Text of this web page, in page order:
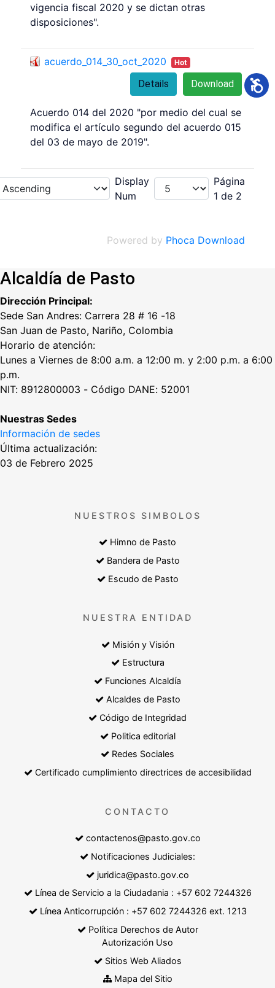
vigencia fiscal 2020 y se dictan otras
disposiciones".
acuerdo_014_30_oct_2020 Hot
Download
Details
Acuerdo 014 del 2020 "por medio del cual se
modifica el artículo segundo del acuerdo 015
del 03 de mayo de 2019".
Display
Num
Página
1 de 2
Powered by Phoca Download
Alcaldía de Pasto
Dirección Principal:
Sede San Andres: Carrera 28 # 16 -18
San Juan de Pasto, Nariño, Colombia
Horario de atención:
Lunes a Viernes de 8:00 a.m. a 12:00 m. y 2:00 p.m. a 6:00
p.m.
NIT: 8912800003 - Código DANE: 52001
Nuestras Sedes
Información de sedes
Última actualización:
03 de Febrero 2025
NUESTROS SIMBOLOS
Himno de Pasto
Bandera de Pasto
Escudo de Pasto
NUESTRA ENTIDAD
Misión y Visión
Estructura
Funciones Alcaldía
Alcaldes de Pasto
Código de Integridad
Politica editorial
Redes Sociales
Certificado cumplimiento directrices de accesibilidad
CONTACTO
contactenos@pasto.gov.co
Notificaciones Judiciales:
juridica@pasto.gov.co
Línea de Servicio a la Ciudadania : +57 602 7244326
Línea Anticorrupción : +57 602 7244326 ext. 1213
Política Derechos de Autor
Autorización Uso
Sitios Web Aliados
Mapa del Sitio